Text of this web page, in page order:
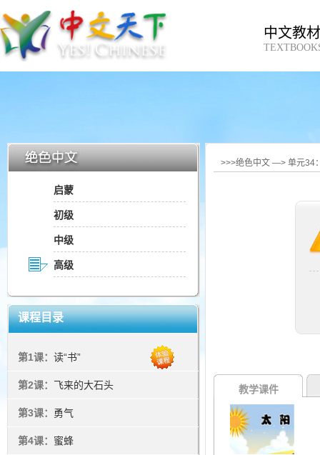
中文教
启蒙
初级
中级
高级
课程目录
第1课： 读“书”
第2课： 飞来的大石头
第3课： 勇气
第4课： 蜜蜂
>>>绝色中文 —> 单元34
教学课件